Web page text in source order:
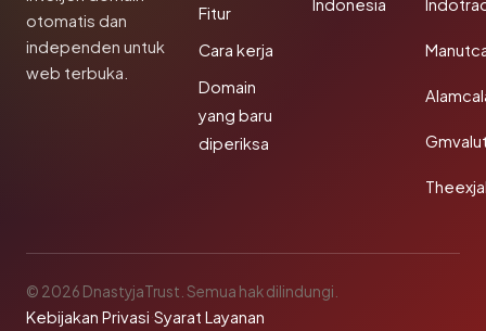
otomatis dan
independen untuk
web terbuka.
Fitur
Cara kerja
Domain
yang baru
diperiksa
Indonesia
© 2026 DnastyjaTrust. Semua hak dilindungi.
Kebijakan Privasi·Syarat Layanan